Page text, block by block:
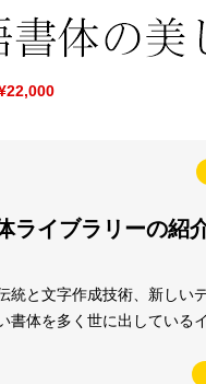
ライブラリーの紹
統と文字作成技術、新しい
書体を多く世に出している